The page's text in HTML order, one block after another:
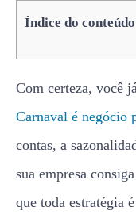
Índice do conteúdo
Com certeza, você
Carnaval é negócio
contas, a
sua empresa
que toda estratégia